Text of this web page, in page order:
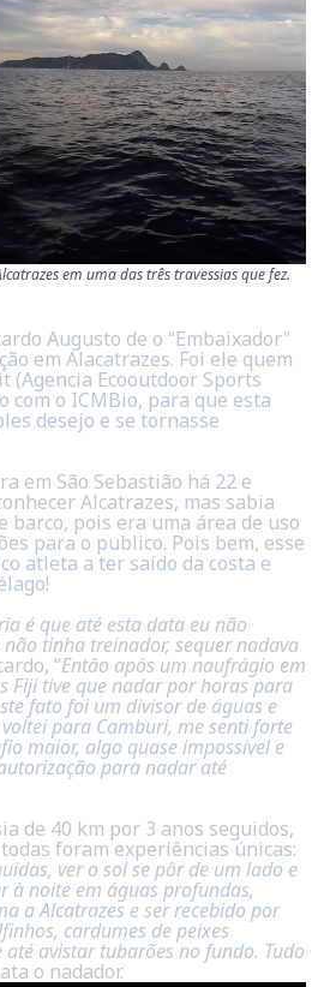
em uma das três travessias que fez.
Augusto de o “Embaixador”
em Alacatrazes. Foi ele quem
(Agencia Ecooutdoor Sports
com o ICMBio, para que esta
desejo e se tornasse
em São Sebastião há 22 e
Alcatrazes, mas sabia
barco, pois era uma área de uso
para o publico. Pois bem, esse
atleta a ter saído da costa e
é que até esta data eu não
tinha treinador, sequer nadava
“Então após um naufrágio em
Fiji tive que nadar por horas para
fato foi um divisor de águas e
para Camburi, me senti forte
maior, algo quase impossível e
para nadar até
de 40 km por 3 anos seguidos,
foram experiências únicas:
ver o sol se pôr de um lado e
à noite em águas profundas,
a Alcatrazes e ser recebido por
cardumes de peixes
avistar tubarões no fundo. Tudo
o nadador.